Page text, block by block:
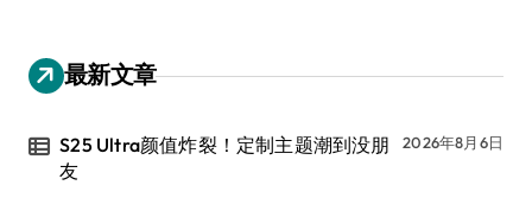
最新文章
S25 Ultra颜值炸裂！定制主题潮到没朋
友
2026年8月6日